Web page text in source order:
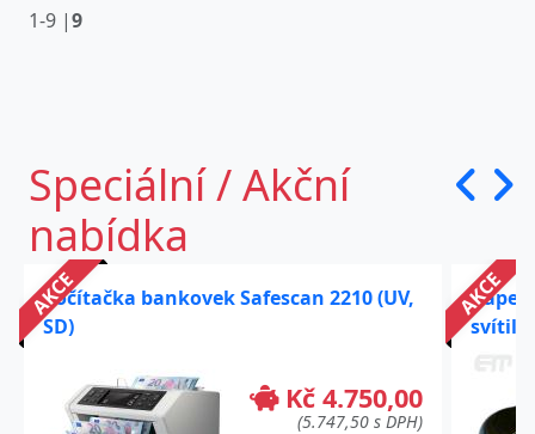
1-9 |9
Speciální / Akční
nabídka
AKCE
Počítačka bankovek Safescan 2210 (UV,
SD)
Kč 4.750,00
(5.747,50 s DPH)
AKCE